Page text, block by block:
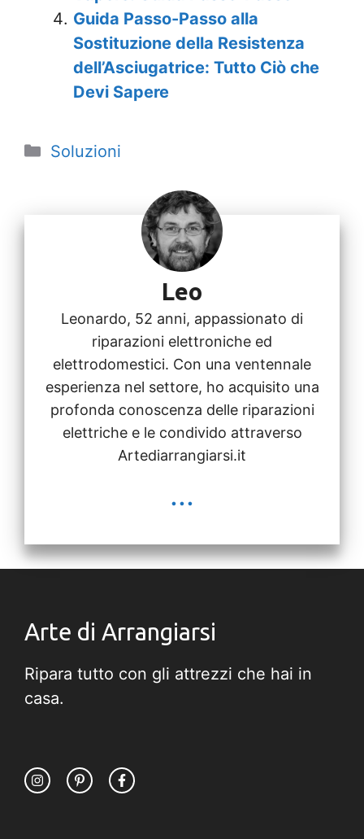
Guida Passo-Passo alla
Sostituzione della Resistenza
dell’Asciugatrice: Tutto Ciò che
Devi Sapere
C
Soluzioni
Leo
Leonardo, 52 anni, appassionato di
riparazioni elettroniche ed
elettrodomestici. Con una ventennale
esperienza nel settore, ho acquisito una
profonda conoscenza delle riparazioni
elettriche e le condivido attraverso
Artediarrangiarsi.it
...
Arte di Arrangiarsi
Ripara tutto con gli attrezzi che hai in
casa.